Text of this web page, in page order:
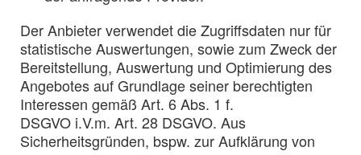
Der Anbieter verwendet die Zugriffsdaten nur für
statistische Auswertungen, sowie zum Zweck der
Bereitstellung, Auswertung und Optimierung des
Angebotes auf Grundlage seiner berechtigten
Interessen gemäß Art. 6 Abs. 1 f.
DSGVO i.V.m. Art. 28 DSGVO. Aus
Sicherheitsgründen, bspw. zur Aufklärung von